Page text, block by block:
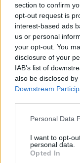
section to confirm
opt-out request is
interest-based ads
us or personal
your opt-out. You
disclosure of your
IAB’s list of
also be disclosed
Downstream
Please note that
not limited to your
grant or deny
use your data for
Personal Data
I want to opt-
personal data.
Opted In
Kövess
Facebookon is!